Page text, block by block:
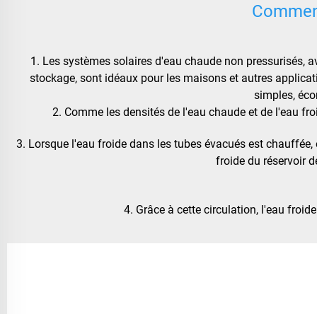
1. Les systèmes solaires d'eau chaude non pressurisés,
stockage, sont idéaux pour les maisons et autres
simples,
2. Comme les densités de l'eau chaude et de l'eau
3. Lorsque l'eau froide dans les tubes évacués est
froide du réservoir
4. Grâce à cette circulation, l'eau